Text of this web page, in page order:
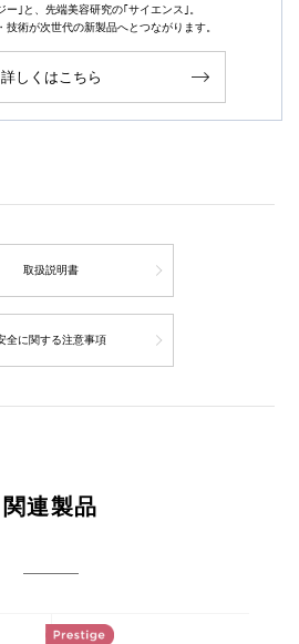
ー｣と、先端美容研究の｢サイエンス｣。
技術が次世代の新製品へとつながります。
詳しくはこちら
取扱説明書
全に関する注意事項
関連製品